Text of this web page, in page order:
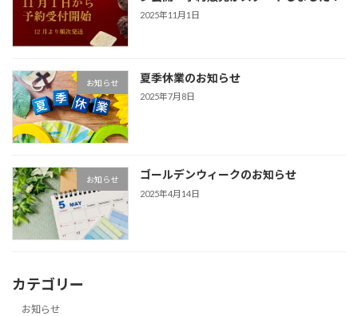
2025年11月1日
お知らせ 夏季休業のお知らせ
2025年7月8日
お知らせ ゴールデンウィークのお知らせ
2025年4月14日
カテゴリー
お知らせ